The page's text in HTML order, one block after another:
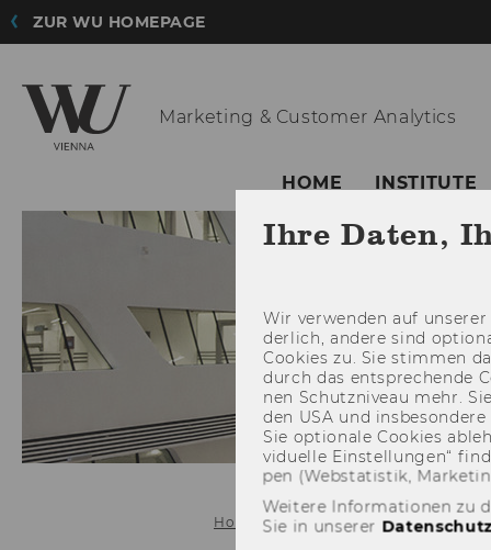
ZUR WU HOMEPAGE
Marketing & Customer Analytics
HOME INSTITUTE
Home Business Relations
Ihre Daten,
Wir ver­wen­den auf
der­lich, an­de­re sind
Coo­kies zu. Sie stim­men
durch das ent­spre­chen­de
nen Schutz­ni­veau mehr.
den USA und
Sie op­tio­na­le Coo­kies
vi­du­el­le Ein­stel­lun­gen“
pen (Web­sta­tis­tik,
Weitere Informationen zu
Sie in unserer